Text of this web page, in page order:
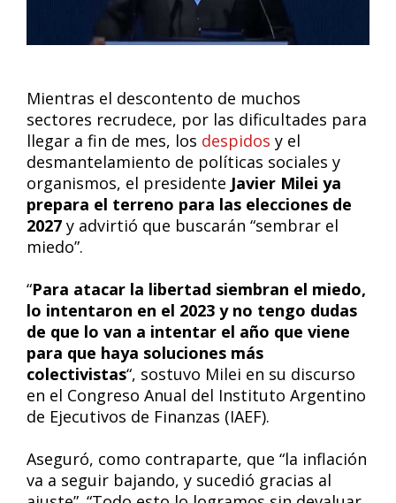
Mientras el descontento de muchos
sectores recrudece, por las dificultades para
llegar a fin de mes, los despidos y el
desmantelamiento de políticas sociales y
organismos, el presidente Javier Milei ya
prepara el terreno para las elecciones de
2027 y advirtió que buscarán “sembrar el
miedo”.
“Para atacar la libertad siembran el miedo,
lo intentaron en el 2023 y no tengo dudas
de que lo van a intentar el año que viene
para que haya soluciones más
colectivistas“, sostuvo Milei en su discurso
en el Congreso Anual del Instituto Argentino
de Ejecutivos de Finanzas (IAEF).
Aseguró, como contraparte, que “la inflación
va a seguir bajando, y sucedió gracias al